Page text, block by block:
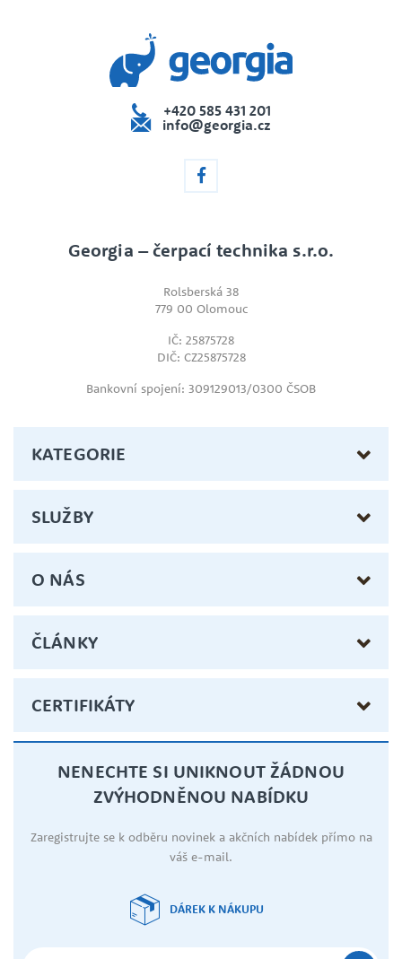
+420 585 431 201
info@georgia.cz
Georgia – čerpací technika s.r.o.
Rolsberská 38
779 00 Olomouc
IČ: 25875728
DIČ: CZ25875728
Bankovní spojení: 309129013/0300 ČSOB
KATEGORIE
SLUŽBY
O NÁS
ČLÁNKY
CERTIFIKÁTY
NENECHTE SI UNIKNOUT ŽÁDNOU
ZVÝHODNĚNOU NABÍDKU
Zaregistrujte se k odběru novinek a akčních nabídek přímo na
váš e-mail.
DÁREK K NÁKUPU